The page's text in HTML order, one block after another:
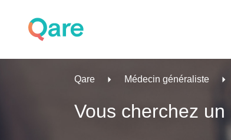
Qare Médecin généraliste
Vous cherchez un